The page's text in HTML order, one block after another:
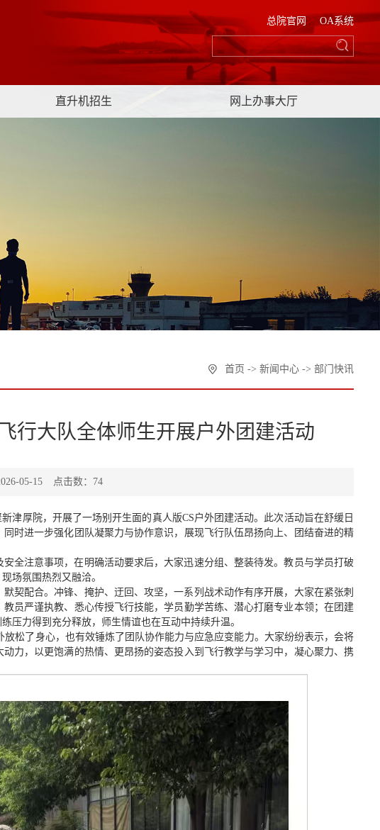
总院官网 OA系统
直升机招生 网上办事大厅
首页 -> 新闻中心 -> 部门快讯
大队全体师生开展户外团建活动
05-15 点击数：74
津厚院，开展了一场别开生面的真人版CS户外团建活动。此次活动旨在舒缓日
时进一步强化团队凝聚力与协作意识，展现飞行队伍昂扬向上、团结奋进的精
全注意事项，在明确活动要求后，大家迅速分组、整装待发。教员与学员打破
场氛围热烈又融洽。
契配合。冲锋、掩护、迂回、攻坚，一系列战术动作有序开展，大家在紧张刺
员严谨执教、悉心传授飞行技能，学员勤学苦练、潜心打磨专业本领；在团建
压力得到充分释放，师生情谊也在互动中持续升温。
松了身心，也有效锤炼了团队协作能力与应急应变能力。大家纷纷表示，会将
力，以更饱满的热情、更昂扬的姿态投入到飞行教学与学习中，凝心聚力、携